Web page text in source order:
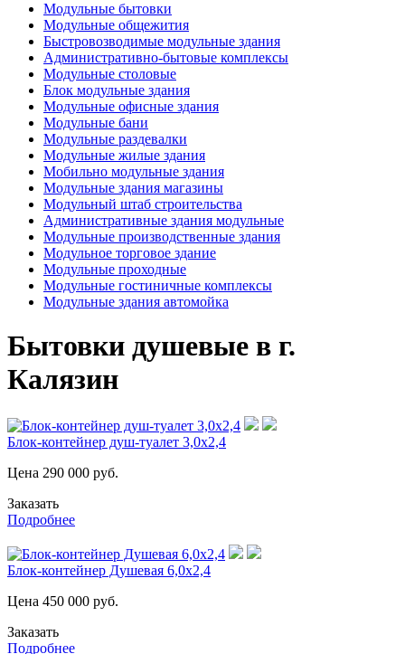
Модульные бытовки
Модульные общежития
Быстровозводимые модульные здания
Административно-бытовые комплексы
Модульные столовые
Блок модульные здания
Модульные офисные здания
Модульные бани
Модульные раздевалки
Модульные жилые здания
Мобильно модульные здания
Модульные здания магазины
Модульный штаб строительства
Административные здания модульные
Модульные производственные здания
Модульное торговое здание
Модульные проходные
Модульные гостиничные комплексы
Модульные здания автомойка
Бытовки душевые в г.
Калязин
Блок-контейнер душ-туалет 3,0х2,4
Цена 290 000 руб.
Заказать
Подробнее
Блок-контейнер Душевая 6,0х2,4
Цена 450 000 руб.
Заказать
Подробнее